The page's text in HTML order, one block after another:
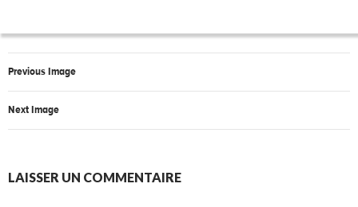
Previous Image
Next Image
LAISSER UN COMMENTAIRE